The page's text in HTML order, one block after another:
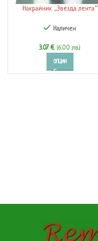
Накрайник „Звезда лента“
Наличен
3.07€ (6.00 лв.)
ОПЦИИ